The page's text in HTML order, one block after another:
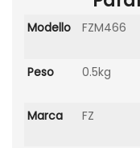
Modello FZM466
Peso 0.5kg
Marca FZ